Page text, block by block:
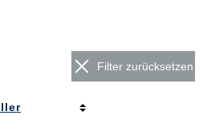
Filter zurücksetzen